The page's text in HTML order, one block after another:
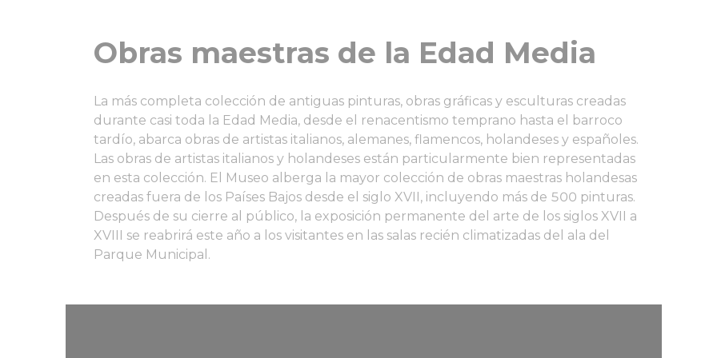
Obras maestras de la Edad Media
La más completa colección de antiguas pinturas, obras gráficas y esculturas creadas
durante casi toda la Edad Media, desde el renacentismo temprano hasta el barroco
tardío, abarca obras de artistas italianos, alemanes, flamencos, holandeses y españoles.
Las obras de artistas italianos y holandeses están particularmente bien representadas
en esta colección. El Museo alberga la mayor colección de obras maestras holandesas
creadas fuera de los Países Bajos desde el siglo XVII, incluyendo más de 500 pinturas.
Después de su cierre al público, la exposición permanente del arte de los siglos XVII a
XVIII se reabrirá este año a los visitantes en las salas recién climatizadas del ala del
Parque Municipal.